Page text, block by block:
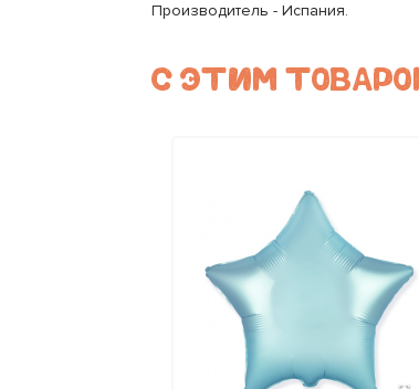
Производитель - Испания.
С ЭТИМ